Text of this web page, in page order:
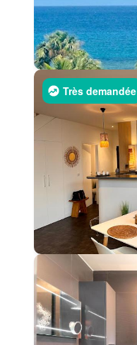
Très demandée